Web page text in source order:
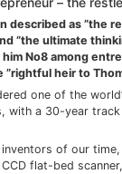
described as ”the
”the ultimate
No8 among
heir to
one of the
with a 30-year
of our
flat-bed